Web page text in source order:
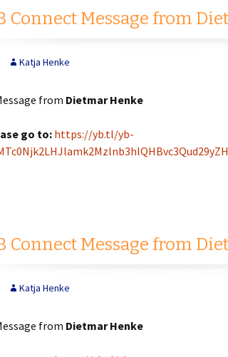
Connect Message from
Katja Henke
from Dietmar Henke
go to: https://yb.tl/yb-
Connect Message from
Katja Henke
from Dietmar Henke